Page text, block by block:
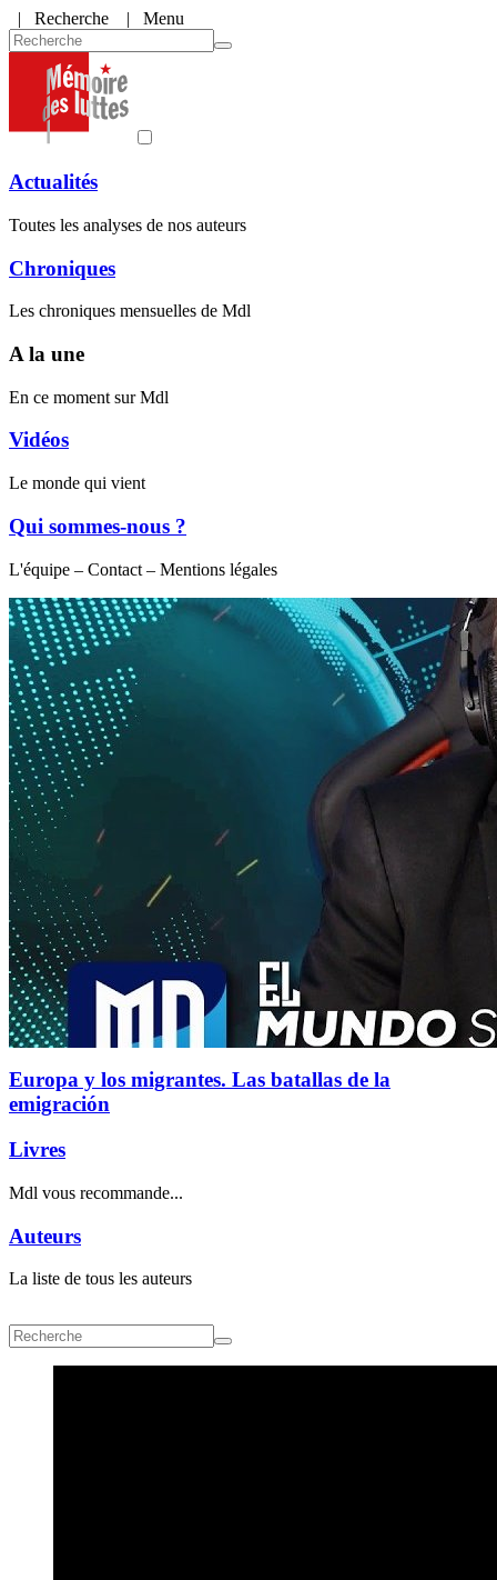
| Recherche | Menu
Actualités
Toutes les analyses de nos auteurs
Chroniques
Les chroniques mensuelles de Mdl
A la une
En ce moment sur Mdl
Vidéos
Le monde qui vient
Qui sommes-nous ?
L'équipe – Contact – Mentions légales
Europa y los migrantes. Las batallas de la
emigración
Livres
Mdl vous recommande...
Auteurs
La liste de tous les auteurs